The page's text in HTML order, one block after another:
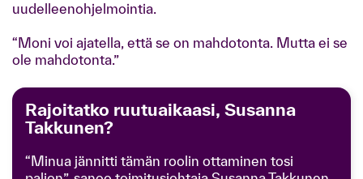
uudelleenohjelmointia.
“Moni voi ajatella, että se on mahdotonta. Mutta ei se
ole mahdotonta.”
Rajoitatko ruutuaikaasi, Susanna
Takkunen?
“Minua jännitti tämän roolin ottaminen tosi